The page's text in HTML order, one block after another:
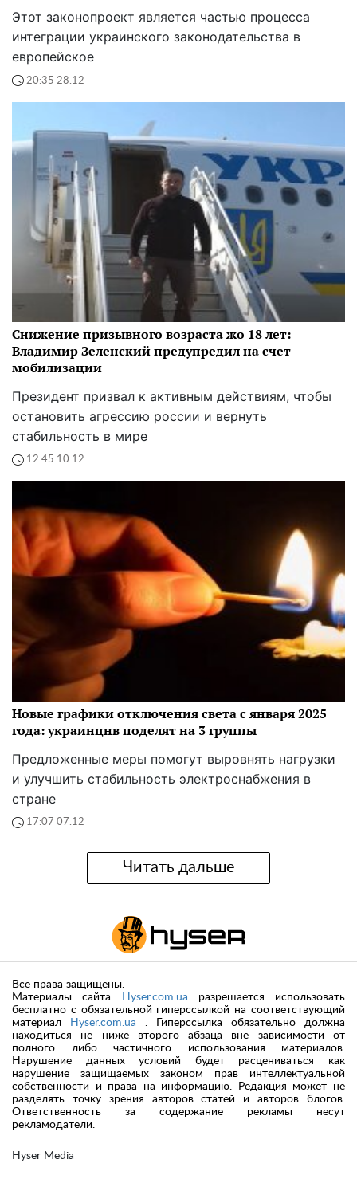
Этот законопроект является частью процесса
интеграции украинского законодательства в
европейское
20:35 28.12
Снижение призывного возраста жо 18 лет:
Владимир Зеленский предупредил на счет
мобилизации
Президент призвал к активным действиям, чтобы
остановить агрессию россии и вернуть
стабильность в мире
12:45 10.12
Новые графики отключения света с января 2025
года: украинцнв поделят на 3 группы
Предложенные меры помогут выровнять нагрузки
и улучшить стабильность электроснабжения в
стране
17:07 07.12
Читать дальше
Hyser Media
Все права защищены.
Материалы сайта
Hyser.com.ua разрешается использовать
бесплатно с обязательной гиперссылкой на соответствующий
материал
Hyser.com.ua . Гиперссылка обязательно должна
находиться не ниже второго абзаца вне зависимости от
полного либо частичного использования материалов.
Нарушение данных условий будет расцениваться как
нарушение защищаемых законом прав интеллектуальной
собственности и права на информацию. Редакция может не
разделять точку зрения авторов статей и авторов блогов.
Ответственность за содержание рекламы несут
рекламодатели.